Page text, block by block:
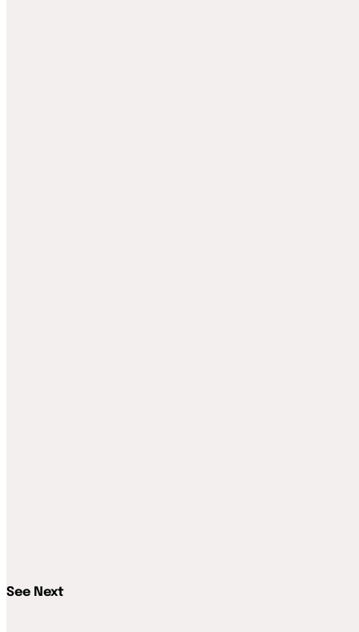
See Next